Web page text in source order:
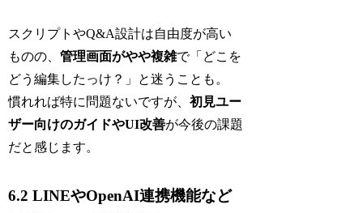
スクリプトやQ&A設計は自由度が高い
ものの、管理画面がやや複雑で「どこを
どう編集したっけ？」と迷うことも。
慣れれば特に問題ないですが、初見ユー
ザー向けのガイドやUI改善が今後の課題
だと感じます。
6.2 LINEやOpenAI連携機能など